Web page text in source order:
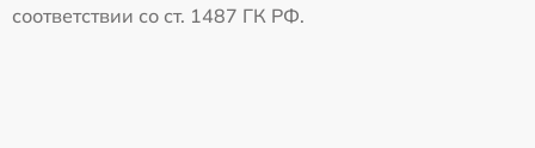
соответствии со ст. 1487 ГК РФ.